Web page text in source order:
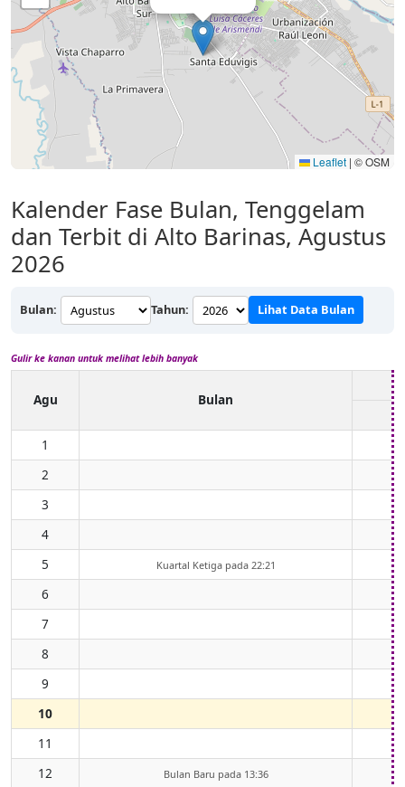
Leaflet | © OSM
Kalender Fase Bulan, Tenggelam
dan Terbit di Alto Barinas, Agustus
2026
Bulan: Tahun: Lihat Data Bulan
Gulir ke kanan untuk melihat lebih banyak
Agu Bulan
1
2
3
4
5
Kuartal Ketiga pada 22:21
6
7
8
9
10
11
12
Bulan Baru pada 13:36